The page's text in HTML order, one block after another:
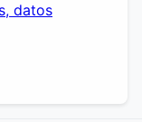
datos